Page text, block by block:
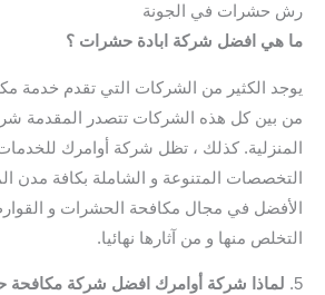
رش حشرات في الجونة
ما هي افضل شركة ابادة حشرات ؟
يوجد الكثير من الشركات التي تقدم خدمة
من بين كل هذه الشركات تتصدر المقدمة
المنزلية. كذلك ، تظل شركة أوامرك
التخصصات المتنوعة و الشاملة بكافة مدن
الأفضل في مجال مكافحة الحشرات و
التخلص منها و من آثارها نهائيا.
5. لماذا شركة أوامرك افضل شركة مكافحة